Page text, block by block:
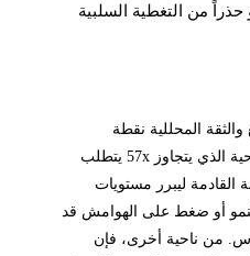
من التغطية السلبية
والثقة المحللية نقطة
المراقبة الأساسية. مكرر الربحية الذي يتجاوز 57x يتطلب
القادمة ليبرر مستويات
أو ضغط على الهوامش قد
من ناحية أخرى، فإن